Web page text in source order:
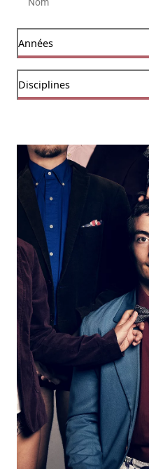
Années
AnnéesOuvrir les options
Disciplines
DisciplinesOuvrir les options